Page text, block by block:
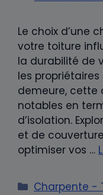
Le choix d’une
votre toiture
la durabilité de
les
demeure, cette
notables en
d’isolation.
et de
optimiser vos …
Catégories
Charpente -